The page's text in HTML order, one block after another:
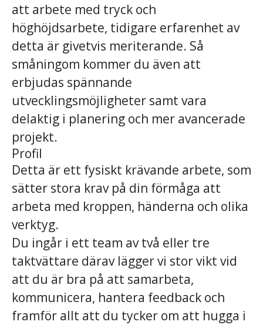
att arbete med tryck och
höghöjdsarbete, tidigare erfarenhet av
detta är givetvis meriterande. Så
småningom kommer du även att
erbjudas spännande
utvecklingsmöjligheter samt vara
delaktig i planering och mer avancerade
projekt.
Profil
Detta är ett fysiskt krävande arbete, som
sätter stora krav på din förmåga att
arbeta med kroppen, händerna och olika
verktyg.
Du ingår i ett team av två eller tre
taktvättare därav lägger vi stor vikt vid
att du är bra på att samarbeta,
kommunicera, hantera feedback och
framför allt att du tycker om att hugga i